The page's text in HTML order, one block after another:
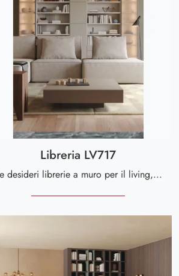
Libreria LV717
Se desideri librerie a muro per il living, clicca e scopri le nostre soluzioni moderne: il modello Libreria LV717 Giessegi ti attende!